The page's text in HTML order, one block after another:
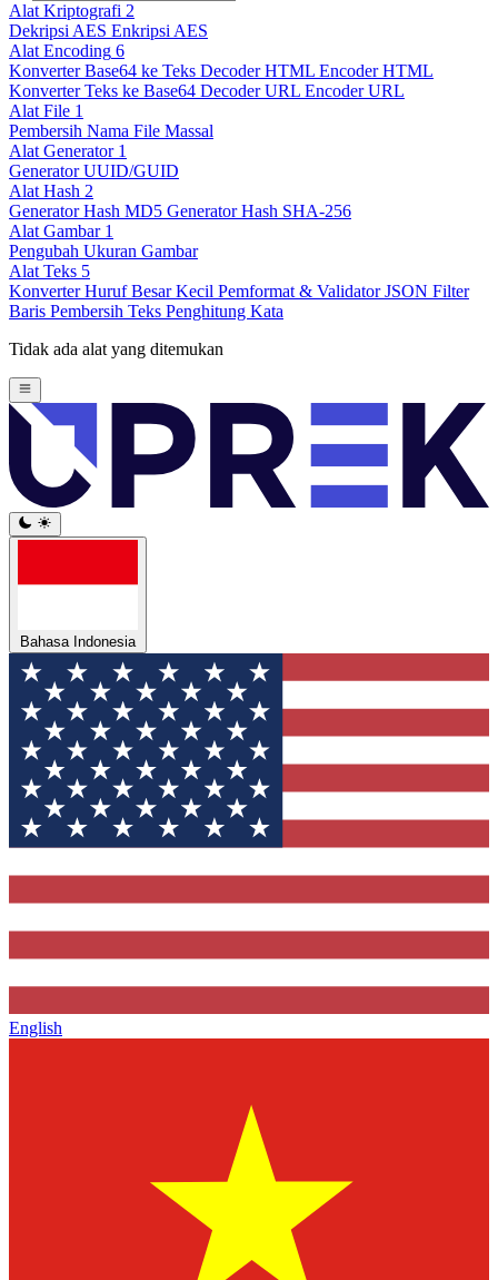
Alat Kriptografi 2
Dekripsi AES Enkripsi AES
Alat Encoding 6
Konverter Base64 ke Teks Decoder HTML Encoder HTML
Konverter Teks ke Base64 Decoder URL Encoder URL
Alat File 1
Pembersih Nama File Massal
Alat Generator 1
Generator UUID/GUID
Alat Hash 2
Generator Hash MD5 Generator Hash SHA-256
Alat Gambar 1
Pengubah Ukuran Gambar
Alat Teks 5
Konverter Huruf Besar Kecil Pemformat & Validator JSON Filter
Baris Pembersih Teks Penghitung Kata
Tidak ada alat yang ditemukan
Bahasa Indonesia
English